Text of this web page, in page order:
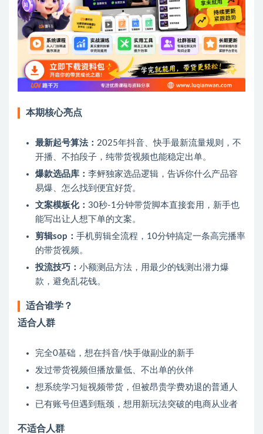
本期核心亮点
最新起号算法： 2025年抖音、快手最新流量规则，不
开播、不拍段子，纯带货视频也能稳定出单。
爆款选品库： 李鲆独家选品逻辑，告诉你什么产品容
易爆、怎么找到便宜好货。
文案模板化： 30秒-1分钟带货脚本直接套用，新手也
能写出让人想下单的文案。
剪辑sop： 手机剪辑全流程，10分钟搞定一条高完播率
的带货视频。
投流技巧： 小额测品方法，用最少的钱测出潜力爆
款，避免乱花钱。
适合谁学？
适合人群
完全0基础，想在抖音/快手做副业的新手
发过带货视频但播放量低、不出单的伙伴
想系统学习短视频带货，但被昂贵学费劝退的普通人
已有账号但遇到瓶颈，想用新玩法突破的电商从业者
不适合人群